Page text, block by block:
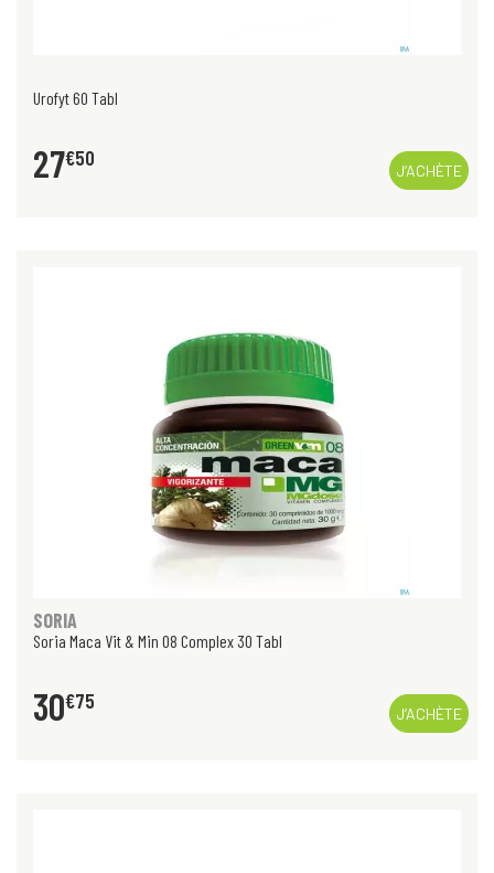
Urofyt 60 Tabl
27€50
J’ACHÈTE
SORIA
Soria Maca Vit & Min 08 Complex 30 Tabl
30€75
J’ACHÈTE